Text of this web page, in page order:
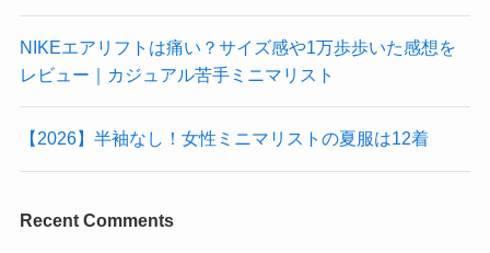
NIKEエアリフトは痛い？サイズ感や1万歩歩いた感想を
レビュー｜カジュアル苦手ミニマリスト
【2026】半袖なし！女性ミニマリストの夏服は12着
Recent Comments